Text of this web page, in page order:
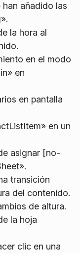
añadido las
la hora al
en el modo
en
en pantalla
en un
asignar [no-
transición
del contenido.
de altura.
la hoja
clic en una